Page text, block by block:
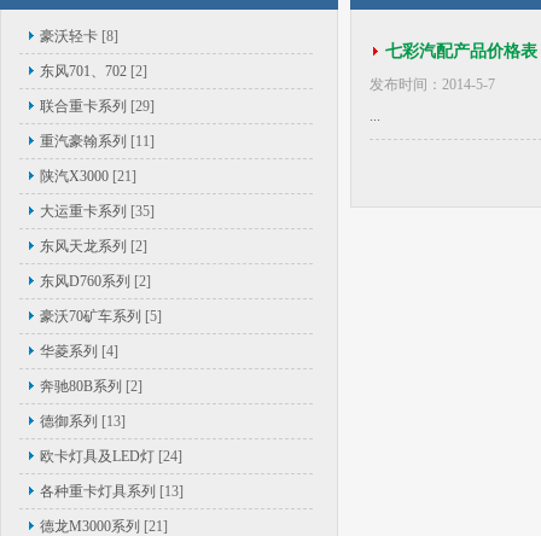
豪沃轻卡 [8]
东风701、702 [2]
联合重卡系列 [29]
重汽豪翰系列 [11]
陕汽X3000 [21]
大运重卡系列 [35]
东风天龙系列 [2]
东风D760系列 [2]
豪沃70矿车系列 [5]
华菱系列 [4]
奔驰80B系列 [2]
德御系列 [13]
欧卡灯具及LED灯 [24]
各种重卡灯具系列 [13]
德龙M3000系列 [21]
七彩汽配产品价格表
发布时间：2014-5-7
...